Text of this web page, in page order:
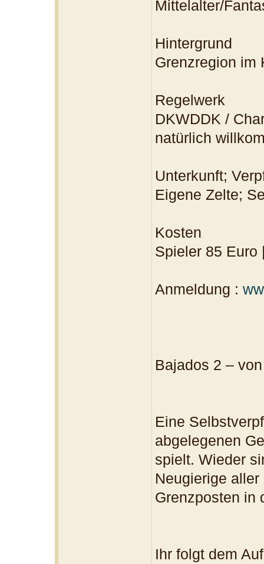
Mittelalter/
Hintergrund
Grenzregion im
Regelwerk
DKWDDK /
natürlich
Unterkunft;
Eigene Zelte;
Kosten
Spieler 85 Euro
Anmeldung :
Bajados 2 –
Eine
abgelegenen
spielt. Wieder
Neugierige
Grenzposten in
Ihr folgt dem